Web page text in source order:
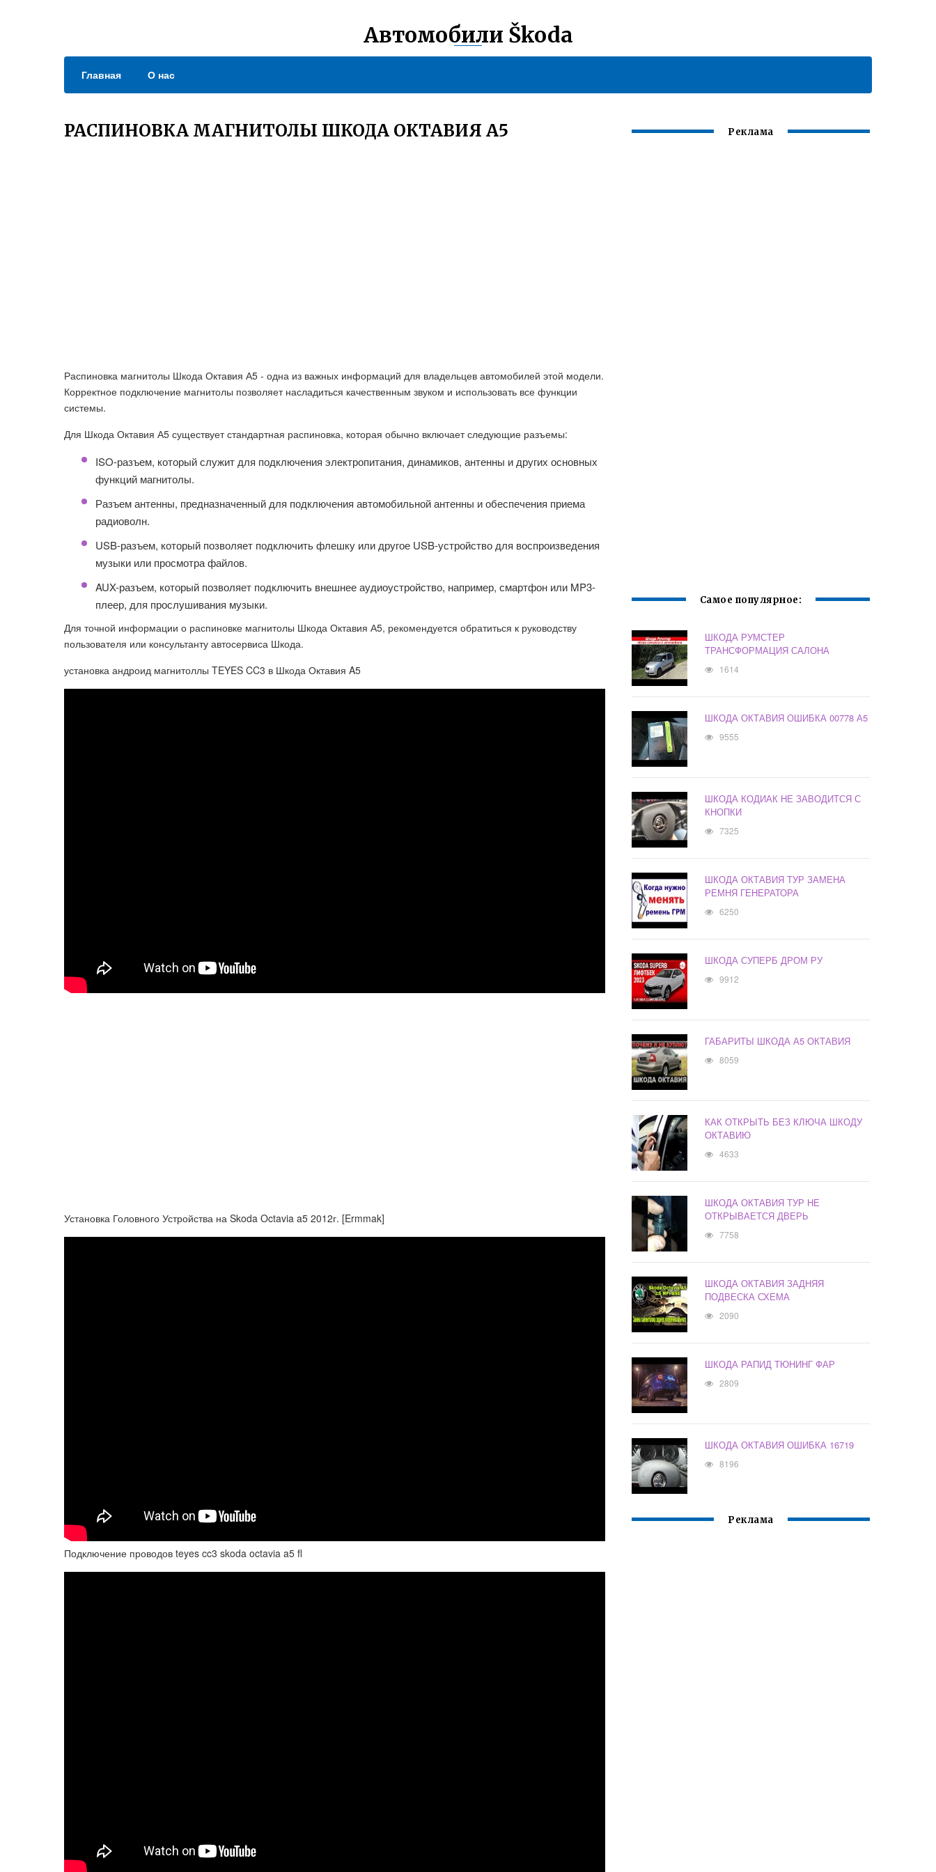
Автомобили Škoda
Главная О нас
РАСПИНОВКА МАГНИТОЛЫ ШКОДА ОКТАВИЯ А5
Распиновка магнитолы Шкода Октавия А5 - одна из важных информаций для владельцев автомобилей этой модели.
Корректное подключение магнитолы позволяет насладиться качественным звуком и использовать все функции
системы.
Для Шкода Октавия А5 существует стандартная распиновка, которая обычно включает следующие разъемы:
ISO-разъем, который служит для подключения электропитания, динамиков, антенны и других основных
функций магнитолы.
Разъем антенны, предназначенный для подключения автомобильной антенны и обеспечения приема
радиоволн.
USB-разъем, который позволяет подключить флешку или другое USB-устройство для воспроизведения
музыки или просмотра файлов.
AUX-разъем, который позволяет подключить внешнее аудиоустройство, например, смартфон или MP3-
плеер, для прослушивания музыки.
Для точной информации о распиновке магнитолы Шкода Октавия А5, рекомендуется обратиться к руководству
пользователя или консультанту автосервиса Шкода.
установка андроид магнитоллы TEYES CC3 в Шкода Октавия A5
Установка Головного Устройства на Skoda Octavia a5 2012г. [Ermmak]
Подключение проводов teyes cc3 skoda octavia a5 fl
Реклама
Самое популярное:
ШКОДА РУМСТЕР
ТРАНСФОРМАЦИЯ САЛОНА
1614
ШКОДА ОКТАВИЯ ОШИБКА 00778 А5
9555
ШКОДА КОДИАК НЕ ЗАВОДИТСЯ С
КНОПКИ
7325
ШКОДА ОКТАВИЯ ТУР ЗАМЕНА
РЕМНЯ ГЕНЕРАТОРА
6250
ШКОДА СУПЕРБ ДРОМ РУ
9912
ГАБАРИТЫ ШКОДА А5 ОКТАВИЯ
8059
КАК ОТКРЫТЬ БЕЗ КЛЮЧА ШКОДУ
ОКТАВИЮ
4633
ШКОДА ОКТАВИЯ ТУР НЕ
ОТКРЫВАЕТСЯ ДВЕРЬ
7758
ШКОДА ОКТАВИЯ ЗАДНЯЯ
ПОДВЕСКА СХЕМА
2090
ШКОДА РАПИД ТЮНИНГ ФАР
2809
ШКОДА ОКТАВИЯ ОШИБКА 16719
8196
Реклама